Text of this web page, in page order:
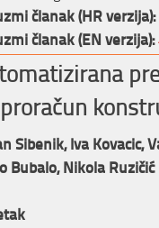
članak (HR verzija):
članak (EN verzija):
Sibenik,Iva Kovacic,
Bubalo,Nikola Ruzičić